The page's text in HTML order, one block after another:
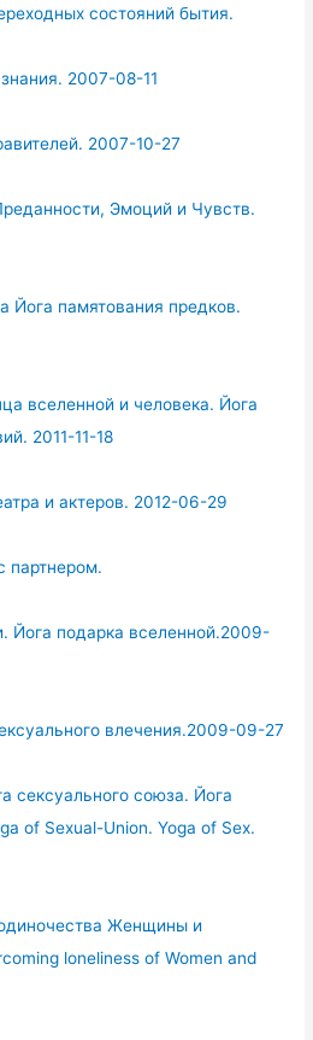
состояний бытия.
2007-08-11
2007-10-27
Эмоций и Чувств.
памятования предков.
вселенной и человека. Йога
2011-11-18
и актеров. 2012-06-29
партнером.
Йога подарка вселенной.2009-
влечения.2009-09-27
сексуального союза. Йога
of Sexual-Union. Yoga of Sex.
Женщины и
loneliness of Women and